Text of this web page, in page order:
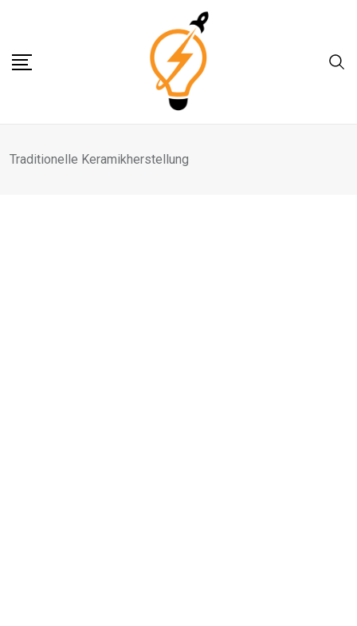
content
Traditionelle Keramikherstellung